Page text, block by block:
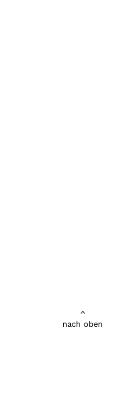
nach oben